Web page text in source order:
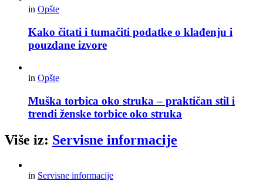
in Opšte
Kako čitati i tumačiti podatke o klađenju i
pouzdane izvore
in Opšte
Muška torbica oko struka – praktičan stil i
trendi ženske torbice oko struka
Više iz: Servisne informacije
in Servisne informacije